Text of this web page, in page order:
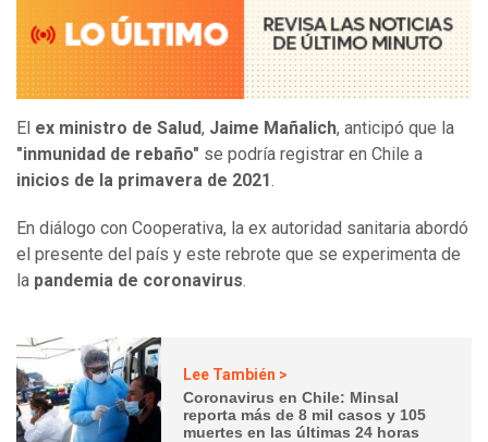
El ex ministro de Salud, Jaime Mañalich, anticipó que la
"inmunidad de rebaño" se podría registrar en Chile a
inicios de la primavera de 2021.
En diálogo con Cooperativa, la ex autoridad sanitaria abordó
el presente del país y este rebrote que se experimenta de
la pandemia de coronavirus.
Lee También >
Coronavirus en Chile: Minsal
reporta más de 8 mil casos y 105
muertes en las últimas 24 horas